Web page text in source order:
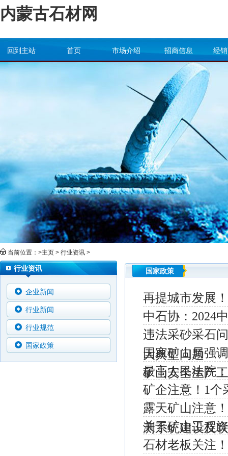
内蒙古石材网
回到主站 首页 市场介绍 招商信息 经
当前位置：>主页 > 行业资讯 >
行业资讯
企业新闻
行业新闻
行业规范
国家政策
国家政策
再提城市发展
中石协：2024
违法采砂采石
大典型问题
国家矿山局强
矿山安全生产
最高人民法院
矿企注意！1个
露天矿山注意
测系统建设及
关于矿山工程
石材老板关注